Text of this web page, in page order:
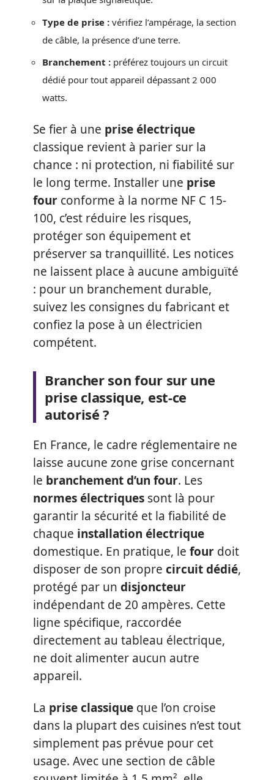
Type de prise : vérifiez l’ampérage, la section
de câble, la présence d’une terre.
Branchement : préférez toujours un circuit
dédié pour tout appareil dépassant 2 000
watts.
Se fier à une prise électrique
classique revient à parier sur la
chance : ni protection, ni fiabilité sur
le long terme. Installer une prise
four conforme à la norme NF C 15-
100, c’est réduire les risques,
protéger son équipement et
préserver sa tranquillité. Les notices
ne laissent place à aucune ambiguïté
: pour un branchement durable,
suivez les consignes du fabricant et
confiez la pose à un électricien
compétent.
Brancher son four sur une
prise classique, est-ce
autorisé ?
En France, le cadre réglementaire ne
laisse aucune zone grise concernant
le branchement d’un four. Les
normes électriques sont là pour
garantir la sécurité et la fiabilité de
chaque installation électrique
domestique. En pratique, le four doit
disposer de son propre circuit dédié,
protégé par un disjoncteur
indépendant de 20 ampères. Cette
ligne spécifique, raccordée
directement au tableau électrique,
ne doit alimenter aucun autre
appareil.
La prise classique que l’on croise
dans la plupart des cuisines n’est tout
simplement pas prévue pour cet
usage. Avec une section de câble